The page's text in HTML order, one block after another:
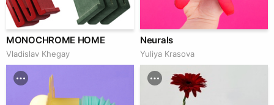
MONOCHROME HOME
Vladislav Khegay
Neurals
Yuliya Krasova